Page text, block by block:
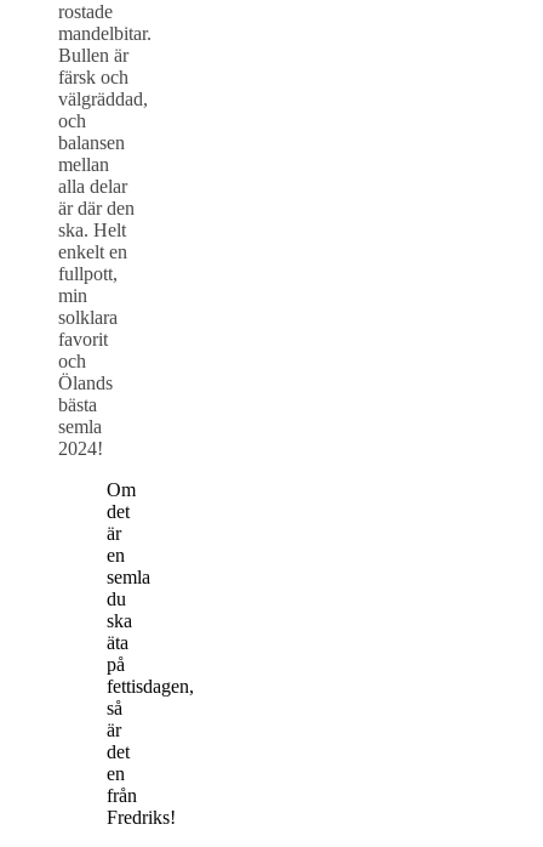
rostade
mandelbitar.
Bullen är
färsk och
välgräddad,
och
balansen
mellan
alla delar
är där den
ska. Helt
enkelt en
fullpott,
min
solklara
favorit
och
Ölands
bästa
semla
2024!
Om
det
är
en
semla
du
ska
äta
på
fettisdagen,
så
är
det
en
från
Fredriks!